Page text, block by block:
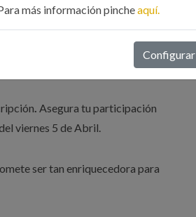
. Asegura tu participación
viernes 5 de Abril.
ser tan enriquecedora para
más información pincheaquí.
Configurar